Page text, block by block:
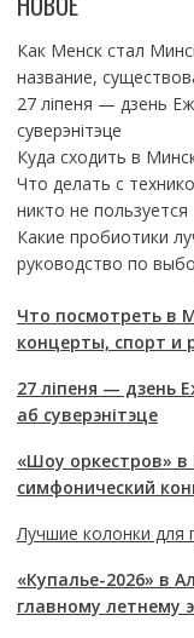
Как Менск стал
название,
27 ліпеня — дзень
суверэнітэце
Куда сходить в
Что делать с
никто не пользуется
Какие пробиотики
руководство по
Что посмотреть в
концерты, спорт и
27 ліпеня — дзень
аб суверэнітэце
«Шоу оркестров»
симфонический
Лучшие колонки для
«Купалье-2026» в
главному летнему